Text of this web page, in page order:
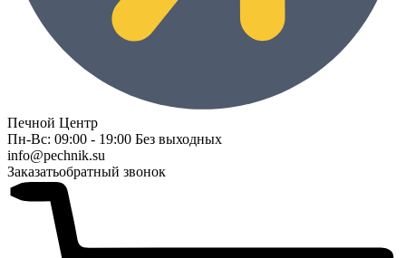
Печной Центр
Пн-Вс: 09:00 - 19:00 Без выходных
info@pechnik.su
Заказатьобратный звонок